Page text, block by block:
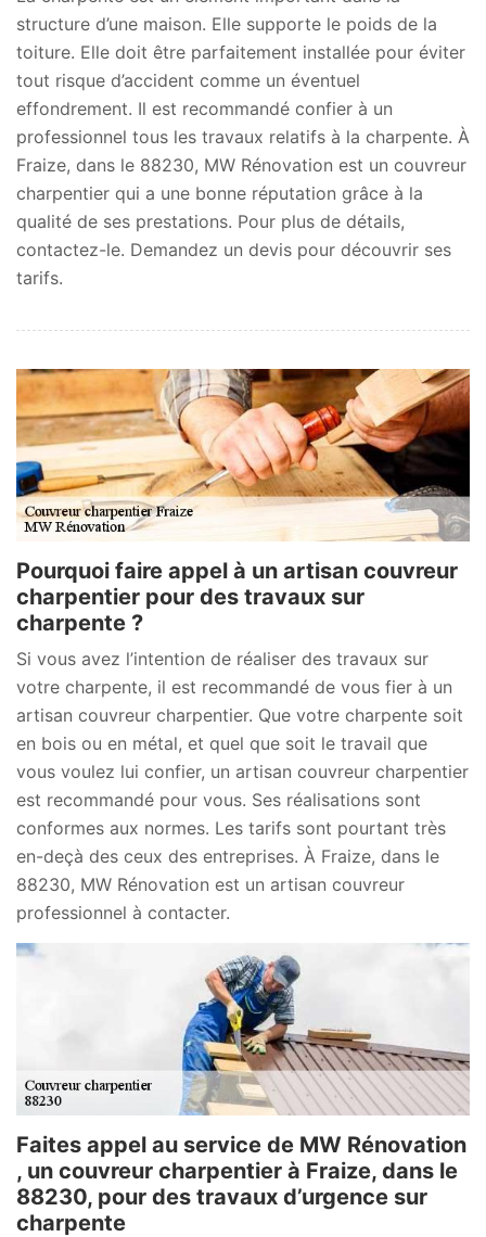
structure d’une maison. Elle supporte le poids de la
toiture. Elle doit être parfaitement installée pour éviter
tout risque d’accident comme un éventuel
effondrement. Il est recommandé confier à un
professionnel tous les travaux relatifs à la charpente. À
Fraize, dans le 88230, MW Rénovation est un couvreur
charpentier qui a une bonne réputation grâce à la
qualité de ses prestations. Pour plus de détails,
contactez-le. Demandez un devis pour découvrir ses
tarifs.
Pourquoi faire appel à un artisan couvreur
charpentier pour des travaux sur
charpente ?
Si vous avez l’intention de réaliser des travaux sur
votre charpente, il est recommandé de vous fier à un
artisan couvreur charpentier. Que votre charpente soit
en bois ou en métal, et quel que soit le travail que
vous voulez lui confier, un artisan couvreur charpentier
est recommandé pour vous. Ses réalisations sont
conformes aux normes. Les tarifs sont pourtant très
en-deçà des ceux des entreprises. À Fraize, dans le
88230, MW Rénovation est un artisan couvreur
professionnel à contacter.
Faites appel au service de MW Rénovation
, un couvreur charpentier à Fraize, dans le
88230, pour des travaux d’urgence sur
charpente